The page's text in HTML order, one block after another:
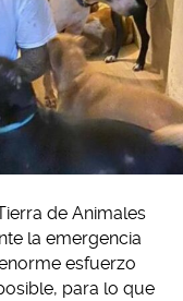
de Animales
la emergencia
esfuerzo
para lo que